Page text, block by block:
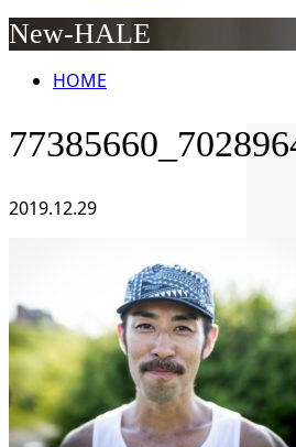
New-HALE
HOME
2019.12.29